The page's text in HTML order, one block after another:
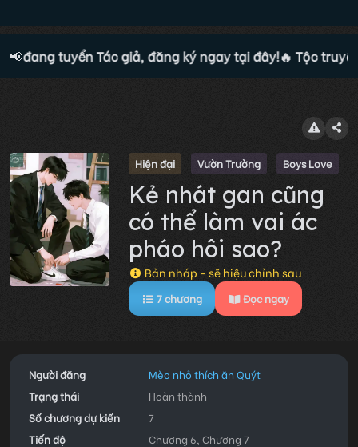
📢đang tuyển Tác giả, đăng ký ngay tại đây!🔥 Tộc truyện
Hiện đại Vườn Trường Boys Love
Kẻ nhát gan cũng
có thể làm vai ác
pháo hôi sao?
Bản nháp - sẽ hiệu chỉnh sau
7chương Đọc ngay
Người đăng
Mèo nhỏ thích ăn Quýt
Trạng thái
Hoàn thành
Số chương dự kiến
7
Tiến độ
Chương 6, Chương 7